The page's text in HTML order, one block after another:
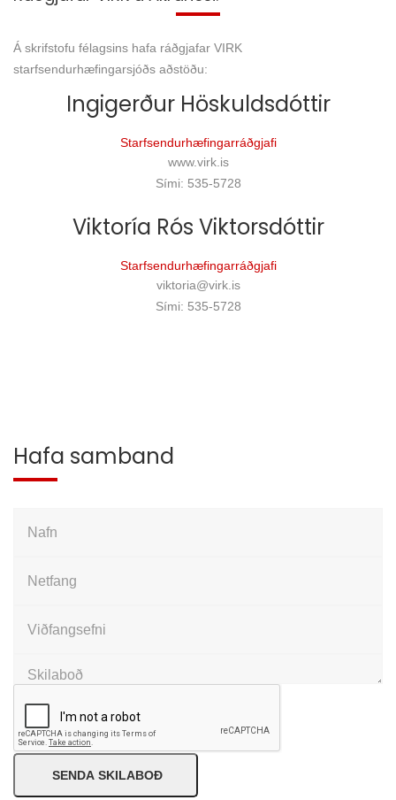
Á skrifstofu félagsins hafa ráðgjafar VIRK
starfsendurhæfingarsjóðs aðstöðu:
Ingigerður Höskuldsdóttir
Starfsendurhæfingarráðgjafi
www.virk.is
Sími: 535-5728
Viktoría Rós Viktorsdóttir
Starfsendurhæfingarráðgjafi
viktoria@virk.is
Sími: 535-5728
Hafa samband
SENDA SKILABOÐ